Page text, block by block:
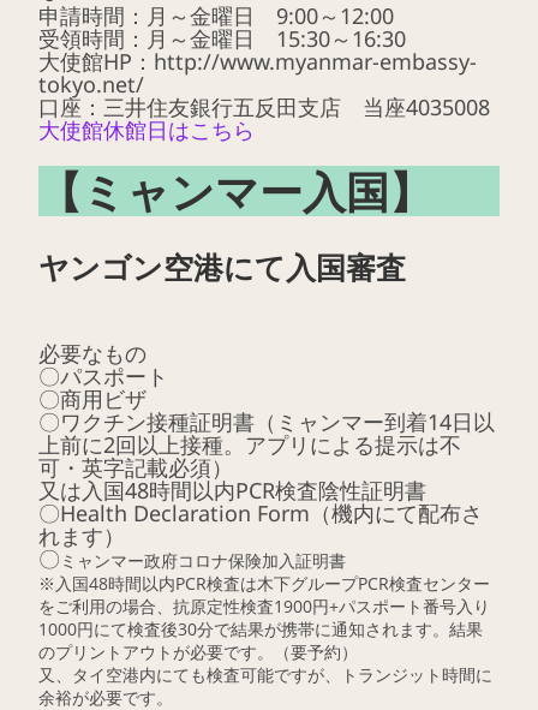
申請時間：月～金曜日 9:00～12:00
受領時間：月～金曜日 15:30～16:30
大使館HP：http://www.myanmar-embassy-
tokyo.net/
口座：三井住友銀行五反田支店 当座4035008
大使館休館日はこちら
【ミャンマー入国】
ヤンゴン空港にて入国審査
必要なもの
〇パスポート
〇商用ビザ
〇ワクチン接種証明書（ミャンマー到着14日以
上前に2回以上接種。アプリによる提示は不
可・英字記載必須）
又は入国48時間以内PCR検査陰性証明書
〇Health Declaration Form（機内にて配布さ
れます）
〇 ミャンマー政府コロナ保険加入証明書
※ 入国48時間以内PCR検査は木下グループPCR検査センター
をご利用の場合、抗原定性検査1900円+パスポート番号入り
1000円にて検査後30分で結果が携帯に通知されます。結果
のプリントアウトが必要です。（要予約）
又、タイ空港内にても検査可能ですが、トランジット時間に
余裕が必要です。